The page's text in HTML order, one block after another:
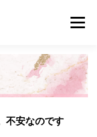
メニ
不安なのです